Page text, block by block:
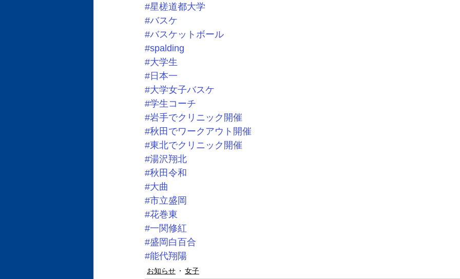
#星槎道都大学
#バスケ
#バスケットボール
#spalding
#大学生
#日本一
#大学女子バスケ
#学生コーチ
#岩手でクリニック開催
#秋田でワークアウト開催
#東北でクリニック開催
#湯沢翔北
#秋田令和
#大曲
#市立盛岡
#花巻東
#一関修紅
#盛岡白百合
#能代翔陽
お知らせ 女子